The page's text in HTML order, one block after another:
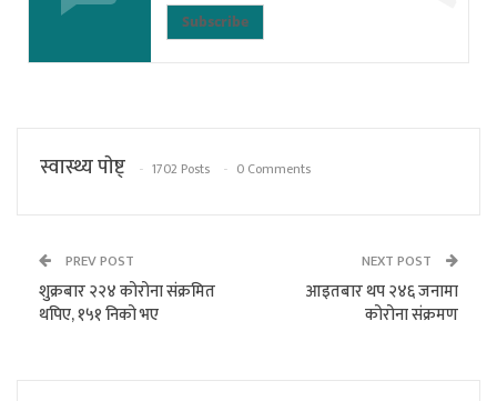
Subscribe
स्वास्थ्य पाेष्ट् 1702 Posts 0 Comments
PREV POST
शुक्रबार २२४ कोरोना संक्रमित
थपिए, १५१ निको भए
NEXT POST
आइतबार थप २४६ जनामा
कोरोना संक्रमण